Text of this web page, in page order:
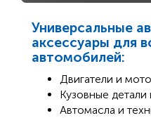
Универсальные
аксессуары для
автомобилей:
Двигатели и
Кузовные
Автомасла и